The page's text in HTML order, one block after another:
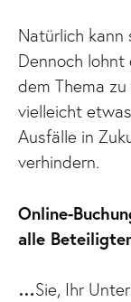
Natürlich kann
Dennoch lohnt
dem Thema
vielleicht
Ausfälle in
verhindern.
Online-
alle
…Sie, Ihr